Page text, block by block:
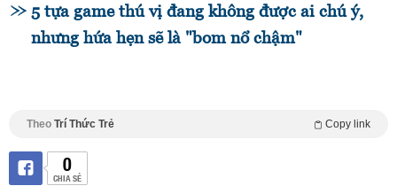
5 tựa game thú vị đang không được ai chú ý,
nhưng hứa hẹn sẽ là "bom nổ chậm"
Theo Trí Thức Trẻ Copy link
0
CHIA SẺ